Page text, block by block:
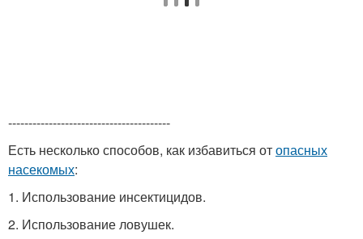
----------------------------------------
Есть несколько способов, как избавиться отопасных
насекомых:
1. Использование инсектицидов.
2. Использование ловушек.